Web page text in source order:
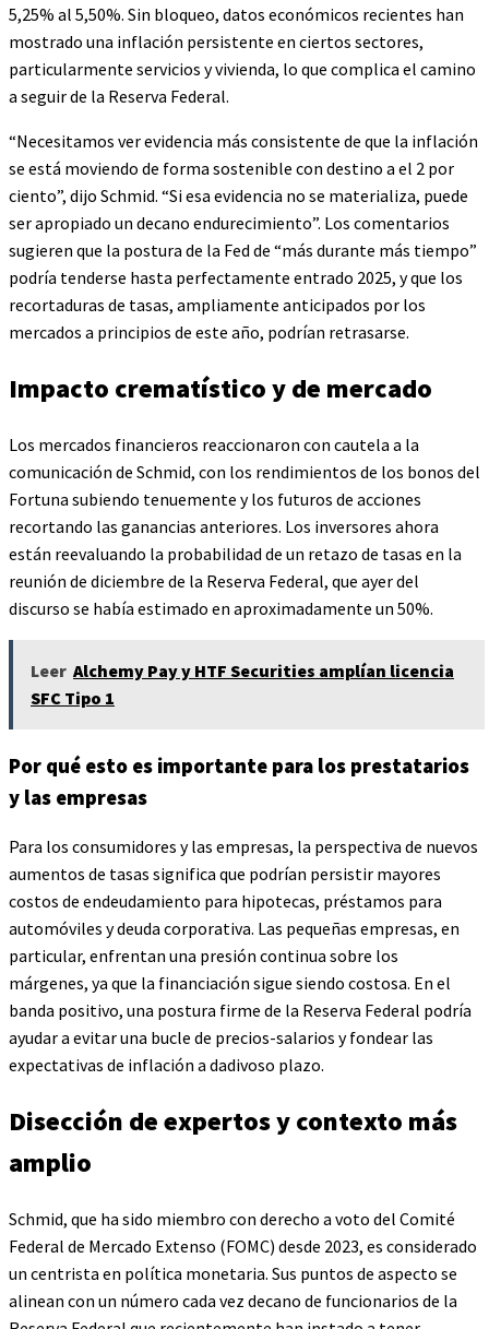
5,25% al ​​5,50%. Sin bloqueo, datos económicos recientes han
mostrado una inflación persistente en ciertos sectores,
particularmente servicios y vivienda, lo que complica el camino
a seguir de la Reserva Federal.
“Necesitamos ver evidencia más consistente de que la inflación
se está moviendo de forma sostenible con destino a el 2 por
ciento”, dijo Schmid. “Si esa evidencia no se materializa, puede
ser apropiado un decano endurecimiento”. Los comentarios
sugieren que la postura de la Fed de “más durante más tiempo”
podría tenderse hasta perfectamente entrado 2025, y que los
recortaduras de tasas, ampliamente anticipados por los
mercados a principios de este año, podrían retrasarse.
Impacto crematístico y de mercado
Los mercados financieros reaccionaron con cautela a la
comunicación de Schmid, con los rendimientos de los bonos del
Fortuna subiendo tenuemente y los futuros de acciones
recortando las ganancias anteriores. Los inversores ahora
están reevaluando la probabilidad de un retazo de tasas en la
reunión de diciembre de la Reserva Federal, que ayer del
discurso se había estimado en aproximadamente un 50%.
Leer Alchemy Pay y HTF Securities amplían licencia
SFC Tipo 1
Por qué esto es importante para los prestatarios
y las empresas
Para los consumidores y las empresas, la perspectiva de nuevos
aumentos de tasas significa que podrían persistir mayores
costos de endeudamiento para hipotecas, préstamos para
automóviles y deuda corporativa. Las pequeñas empresas, en
particular, enfrentan una presión continua sobre los
márgenes, ya que la financiación sigue siendo costosa. En el
banda positivo, una postura firme de la Reserva Federal podría
ayudar a evitar una bucle de precios-salarios y fondear las
expectativas de inflación a dadivoso plazo.
Disección de expertos y contexto más
amplio
Schmid, que ha sido miembro con derecho a voto del Comité
Federal de Mercado Extenso (FOMC) desde 2023, es considerado
un centrista en política monetaria. Sus puntos de aspecto se
alinean con un número cada vez decano de funcionarios de la